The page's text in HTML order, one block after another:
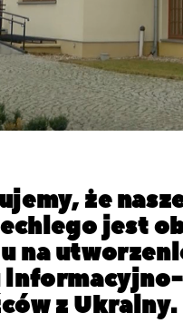
że
jest
na
z Ukrainy.